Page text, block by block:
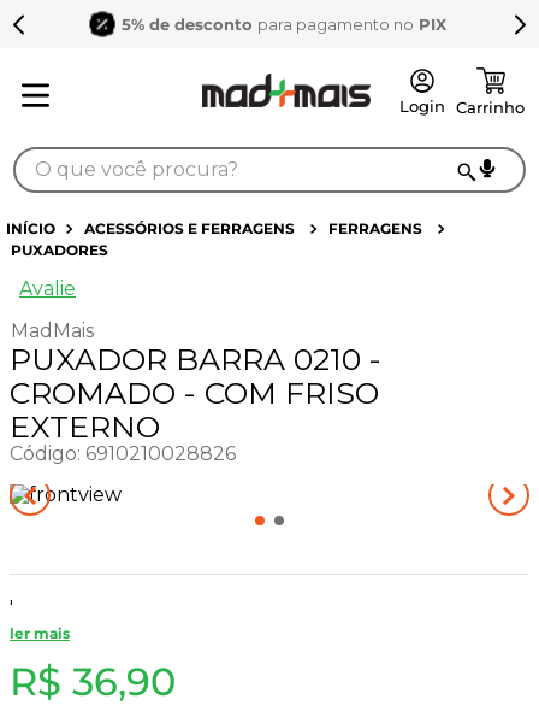
5% de desconto para pagamento no PIX
O que você procura?
ACESSÓRIOS E FERRAGENS
FERRAGENS
PUXADORES
Avalie
MadMais
PUXADOR BARRA 0210 -
CROMADO - COM FRISO
EXTERNO
Código: 6910210028826
'
ler mais
R$ 36,90
TERMOS MAIS BUSCADOS
1º
sarrafo
2º
3º
compensado naval
4º
bagum
5
mdf 15mm
º
7
10º